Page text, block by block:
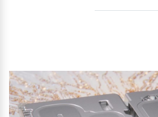
Gebrauchtwagen
Unsere News & Events